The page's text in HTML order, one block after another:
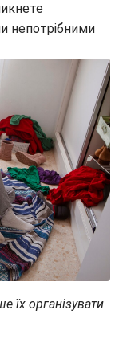
непотрібними
їх організувати